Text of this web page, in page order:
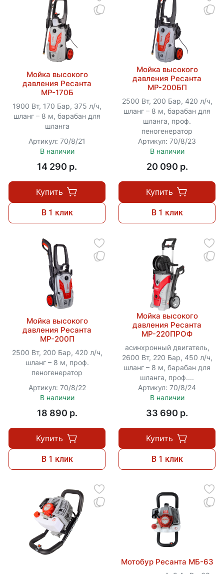
Мойка высокого
давления Ресанта
МР-170Б
1900 Вт, 170 Бар, 375 л/ч,
шланг – 8 м, барабан для
шланга
Артикул: 70/8/21
В наличии
14 290 p.
Купить
В 1 клик
Мойка высокого
давления Ресанта
МР-200БП
2500 Вт, 200 Бар, 420 л/ч,
шланг – 8 м, барабан для
шланга, проф.
пеногенератор
Артикул: 70/8/23
В наличии
20 090 p.
Купить
В 1 клик
Мойка высокого
давления Ресанта
МР-200П
2500 Вт, 200 Бар, 420 л/ч,
шланг – 8 м, проф.
пеногенератор
Артикул: 70/8/22
В наличии
18 890 p.
Купить
В 1 клик
Мойка высокого
давления Ресанта
МР-220ПРОФ
асинхронный двигатель,
2600 Вт, 220 Бар, 450 л/ч,
шланг – 8 м, барабан для
шланга, проф....
Артикул: 70/8/24
В наличии
33 690 p.
Купить
В 1 клик
Мотобур Ресанта МБ-63